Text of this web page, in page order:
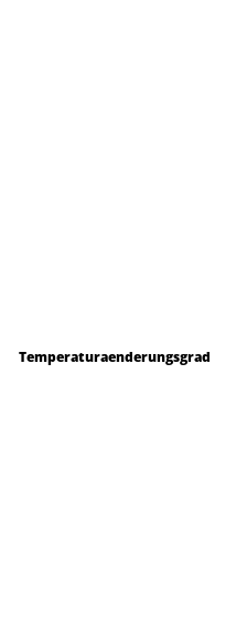
Temperaturaenderungsgrad